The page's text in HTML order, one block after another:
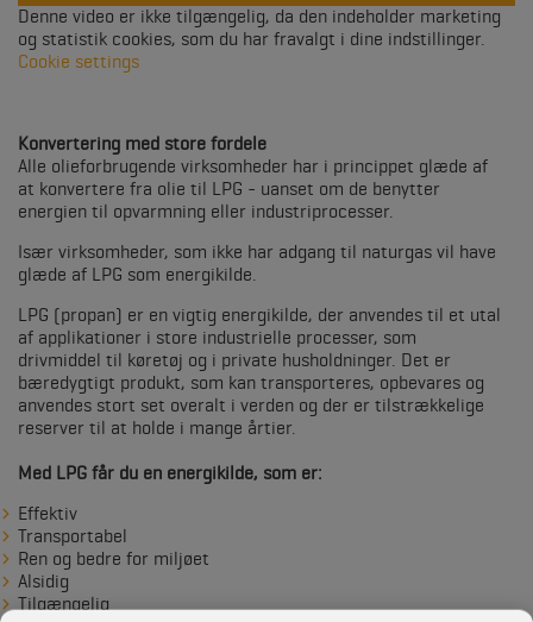
Denne video er ikke tilgængelig, da den indeholder marketing
og statistik cookies, som du har fravalgt i dine indstillinger.
Cookie settings
Konvertering med store fordele
Alle olieforbrugende virksomheder har i princippet glæde af
at konvertere fra olie til LPG - uanset om de benytter
energien til opvarmning eller industriprocesser.
Især virksomheder, som ikke har adgang til naturgas vil have
glæde af LPG som energikilde.
LPG (propan) er en vigtig energikilde, der anvendes til et utal
af applikationer i store industrielle processer, som
drivmiddel til køretøj og i private husholdninger. Det er
bæredygtigt produkt, som kan transporteres, opbevares og
anvendes stort set overalt i verden og der er tilstrækkelige
reserver til at holde i mange årtier.
Med LPG får du en energikilde, som er:
Effektiv
Transportabel
Ren og bedre for miljøet
Alsidig
Tilgængelig